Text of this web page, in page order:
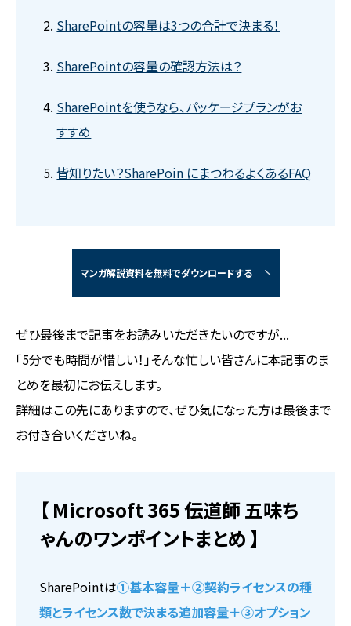
SharePointの容量は3つの合計で決まる！
SharePointの容量の確認方法は？
SharePointを使うなら、パッケージプランがお
すすめ
皆知りたい？SharePoin にまつわるよくあるFAQ
マンガ解説資料を無料でダウンロードする
ぜひ最後まで記事をお読みいただきたいのですが...
「5分でも時間が惜しい！」そんな忙しい皆さんに本記事のま
とめを最初にお伝えします。
詳細はこの先にありますので、ぜひ気になった方は最後まで
お付き合いくださいね。
【 Microsoft 365 伝道師 五味ち
ゃんのワンポイントまとめ 】
SharePointは①基本容量＋②契約ライセンスの種
類とライセンス数で決まる追加容量＋③オプション